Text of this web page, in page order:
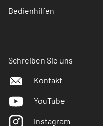
Bedienhilfen
Schreiben Sie uns
Kontakt
YouTube
Instagram